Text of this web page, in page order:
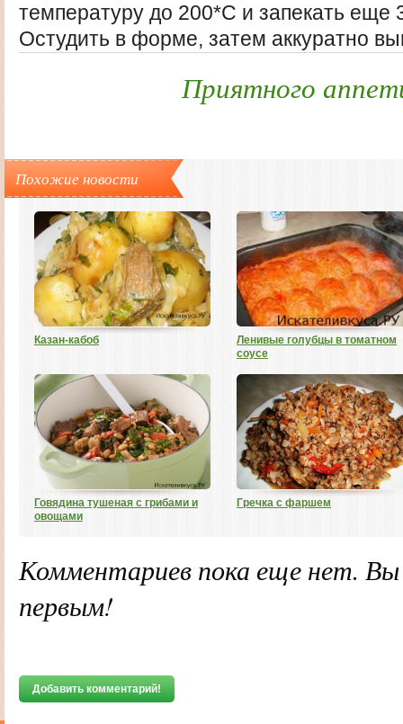
температуру до 200*С и запекать еще
Остудить в форме, затем аккуратно
Приятного
Похожие новости
Казан-кабоб
Ленивые голубцы в томатном
соусе
Говядина тушеная с грибами и
овощами
Гречка с фаршем
Комментариев пока еще нет.
первым!
Добавить комментарий!